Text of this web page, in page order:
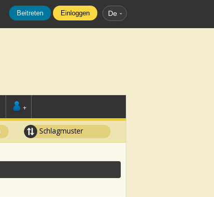
Beitreten Einloggen De
+
Schlagmuster